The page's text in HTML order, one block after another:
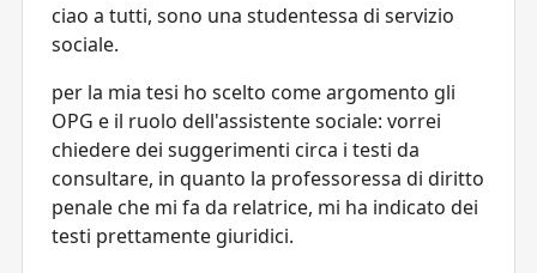
ciao a tutti, sono una studentessa di servizio
sociale.
per la mia tesi ho scelto come argomento gli
OPG e il ruolo dell'assistente sociale: vorrei
chiedere dei suggerimenti circa i testi da
consultare, in quanto la professoressa di diritto
penale che mi fa da relatrice, mi ha indicato dei
testi prettamente giuridici.